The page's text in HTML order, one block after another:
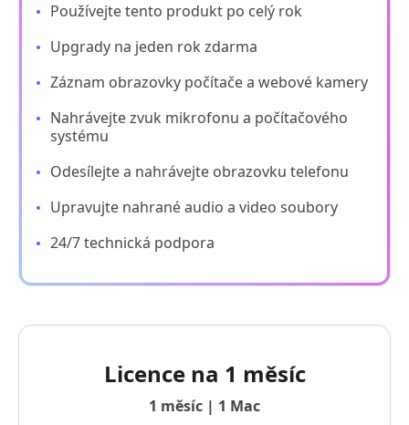
Licence na 1 měsíc
1 měsíc | 1 Mac
Používejte tento produkt po celý rok
Upgrady na jeden rok zdarma
Záznam obrazovky počítače a webové kamery
Nahrávejte zvuk mikrofonu a počítačového
systému
Odesílejte a nahrávejte obrazovku telefonu
Upravujte nahrané audio a video soubory
24/7 technická podpora